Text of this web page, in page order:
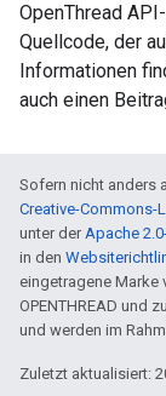
OpenThread
Quellcode, der
Informationen
auch einen
Sofern nicht anders
Creative-Commons-
unter derApache
in den
eingetragene Marke
OPENTHREAD und
und werden im
Zuletzt aktualisiert: